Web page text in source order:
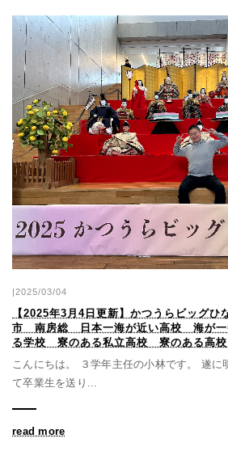
|2025/03/04
【2025年3月4日更新】かつうらビッグ
市 南房総 日本一海が近い高校 海が一
る学校 寮のある私立高校 寮のある高
こんにちは。 ３学年主任の小林です。 遂に
て卒業生を送り...
read more